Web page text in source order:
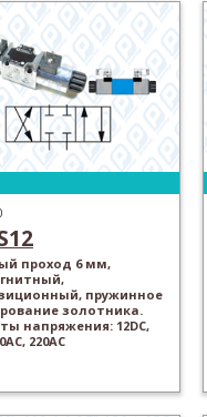
проход 6 мм,
пружинное
золотника.
напряжения: 12DC,
220AC